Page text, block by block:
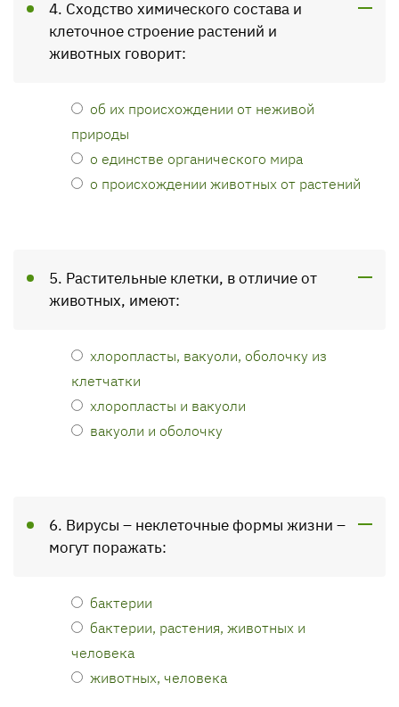
4. Сходство химического состава и
клеточное строение растений и
животных говорит:
об их происхождении от неживой
природы
о единстве органического мира
о происхождении животных от растений
5. Растительные клетки, в отличие от
животных, имеют:
хлоропласты, вакуоли, оболочку из
клетчатки
хлоропласты и вакуоли
вакуоли и оболочку
6. Вирусы – неклеточные формы жизни –
могут поражать:
бактерии
бактерии, растения, животных и
человека
животных, человека